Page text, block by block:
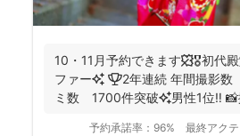
10・11月予約できます🍁🎖初代
ファー✨ 🏆2年連続 年間撮影数 全国1位✨ 🥇口コ
ミ数 1700件突破✨男性1位‼️ 📸
予約承諾率： 96% 最終アクテ